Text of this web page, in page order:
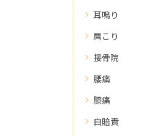
耳鳴り
肩こり
接骨院
腰痛
膝痛
自賠責